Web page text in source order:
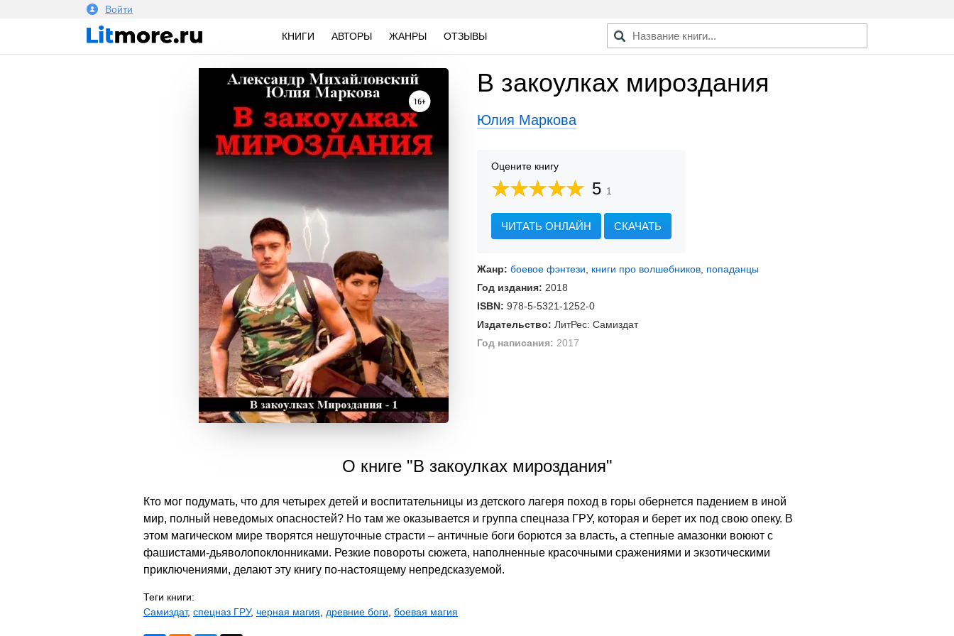
Войти
КНИГИ АВТОРЫ ЖАНРЫ ОТЗЫВЫ
В закоулках мироздания
Юлия Маркова
Оцените книгу
5 1
ЧИТАТЬ ОНЛАЙН СКАЧАТЬ
Жанр: боевое фэнтези книги про волшебников попаданцы
Год издания: 2018
ISBN: 978-5-5321-1252-0
Издательство: ЛитРес: Самиздат
Год написания: 2017
О книге "В закоулках мироздания"
Кто мог подумать, что для четырех детей и воспитательницы из детского лагеря поход в горы обернется падением в иной
мир, полный неведомых опасностей? Но там же оказывается и группа спецназа ГРУ, которая и берет их под свою опеку. В
этом магическом мире творятся нешуточные страсти – античные боги борются за власть, а степные амазонки воюют с
фашистами-дьяволопоклонниками. Резкие повороты сюжета, наполненные красочными сражениями и экзотическими
приключениями, делают эту книгу по-настоящему непредсказуемой.
Теги книги:
Самиздат, спецназ ГРУ, черная магия древние боги боевая магия